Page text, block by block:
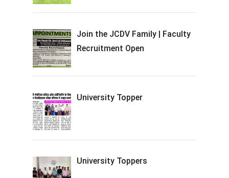
Join the JCDV Family | Faculty
Recruitment Open
University Topper
University Toppers